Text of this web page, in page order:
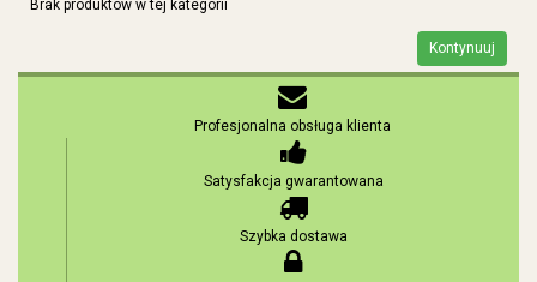
Brak produktów w tej kategorii
Kontynuuj
Profesjonalna obsługa klienta
Satysfakcja gwarantowana
Szybka dostawa